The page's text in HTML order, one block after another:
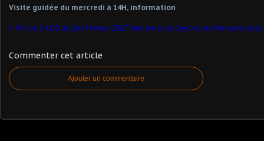
Visite guidée du mercredi à 14H, information
Commenter cet article
Ajouter un commentaire